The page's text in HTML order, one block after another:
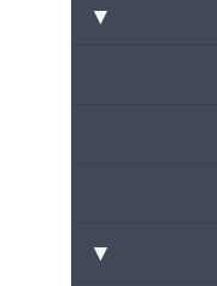
▾
▾